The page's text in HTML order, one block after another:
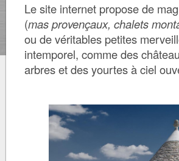
Le site internet propose de
(mas provençaux, chalets
ou de véritables petites
intemporel, comme des
arbres et des yourtes à ciel